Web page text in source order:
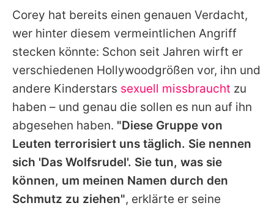
Corey hat bereits einen genauen Verdacht,
wer hinter diesem vermeintlichen Angriff
stecken könnte: Schon seit Jahren wirft er
verschiedenen Hollywoodgrößen vor, ihn und
andere Kinderstars sexuell missbraucht zu
haben – und genau die sollen es nun auf ihn
abgesehen haben. "Diese Gruppe von
Leuten terrorisiert uns täglich. Sie nennen
sich 'Das Wolfsrudel'. Sie tun, was sie
können, um meinen Namen durch den
Schmutz zu ziehen", erklärte er seine